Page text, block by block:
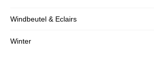
Windbeutel & Eclairs
Winter